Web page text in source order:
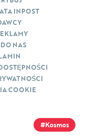
Kosmos
INPOST
NAS
COOKIE